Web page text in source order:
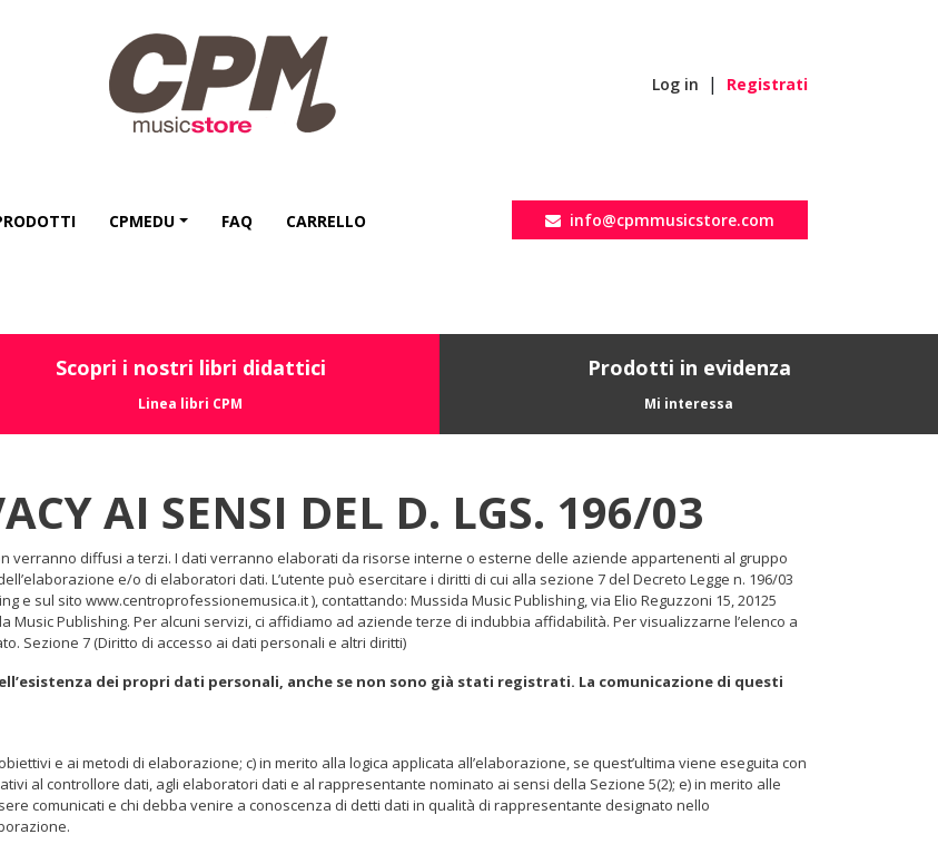
Log in | Registrati
CPMEDU FAQ CARRELLO info@cpmmusicstore.com
Scopri i nostri libri didattici
Linea libri CPM
Prodotti in evidenza
Mi interessa
AI SENSI DEL D. LGS. 196/03
verranno diffusi a terzi. I dati verranno elaborati da risorse interne o esterne delle aziende appartenenti al gruppo
e/o di elaboratori dati. L’utente può esercitare i diritti di cui alla sezione 7 del Decreto Legge n. 196/03
e sul sito www.centroprofessionemusica.it ), contattando: Mussida Music Publishing, via Elio Reguzzoni 15, 20125
Music Publishing. Per alcuni servizi, ci affidiamo ad aziende terze di indubbia affidabilità. Per visualizzarne l’elenco a
Sezione 7 (Diritto di accesso ai dati personali e altri diritti)
dei propri dati personali, anche se non sono già stati registrati. La comunicazione di questi
e ai metodi di elaborazione; c) in merito alla logica applicata all’elaborazione, se quest’ultima viene eseguita con
al controllore dati, agli elaboratori dati e al rappresentante nominato ai sensi della Sezione 5(2); e) in merito alle
comunicati e chi debba venire a conoscenza di detti dati in qualità di rappresentante designato nello